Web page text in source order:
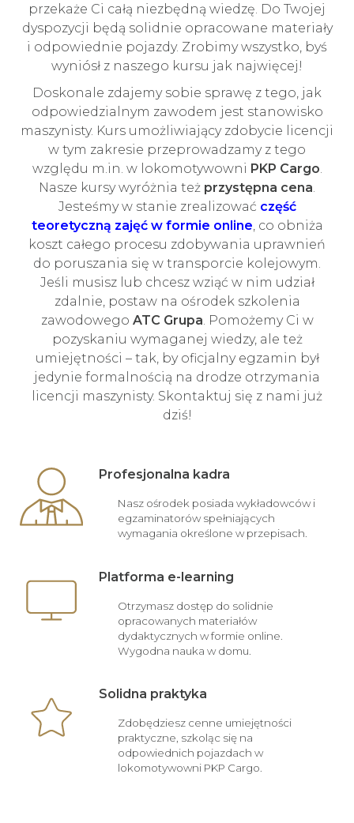
przekaże Ci całą niezbędną wiedzę. Do Twojej
dyspozycji będą solidnie opracowane materiały
i odpowiednie pojazdy. Zrobimy wszystko, byś
wyniósł z naszego kursu jak najwięcej!
Doskonale zdajemy sobie sprawę z tego, jak
odpowiedzialnym zawodem jest stanowisko
maszynisty. Kurs umożliwiający zdobycie licencji
w tym zakresie przeprowadzamy z tego
względu m.in. w lokomotywowni PKP Cargo
Nasze kursy wyróżnia też przystępna cena
Jesteśmy w stanie zrealizować część
teoretyczną zajęć w formie online , co obniża
koszt całego procesu zdobywania uprawnień
do poruszania się w transporcie kolejowym.
Jeśli musisz lub chcesz wziąć w nim udział
zdalnie, postaw na ośrodek szkolenia
zawodowego ATC Grupa . Pomożemy Ci w
pozyskaniu wymaganej wiedzy, ale też
umiejętności – tak, by oficjalny egzamin był
jedynie formalnością na drodze otrzymania
licencji maszynisty. Skontaktuj się z nami już
dziś!
Profesjonalna kadra
Nasz ośrodek posiada wykładowców i
egzaminatorów spełniających
wymagania określone w przepisach.
Platforma e-learning
Otrzymasz dostęp do solidnie
opracowanych materiałów
dydaktycznych w formie online.
Wygodna nauka w domu.
Solidna praktyka
Zdobędziesz cenne umiejętności
praktyczne, szkoląc się na
odpowiednich pojazdach w
lokomotywowni PKP Cargo.